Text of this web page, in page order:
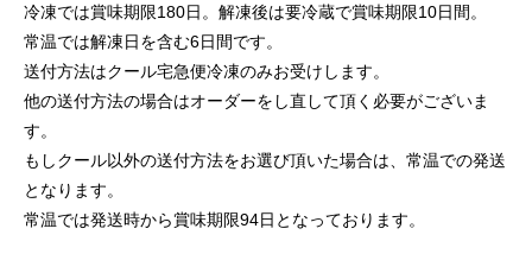
冷凍では賞味期限180日。解凍後は要冷蔵で賞味期限10日間。
常温では解凍日を含む6日間です。
送付方法はクール宅急便冷凍のみお受けします。
他の送付方法の場合はオーダーをし直して頂く必要がございま
す。
もしクール以外の送付方法をお選び頂いた場合は、常温での発送
となります。
常温では発送時から賞味期限94日となっております。